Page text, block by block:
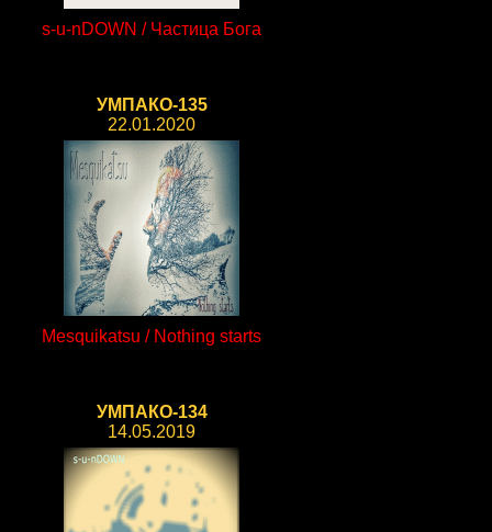
s-u-nDOWN / Частица Бога
УМПАКО-135
22.01.2020
Mesquikatsu / Nothing starts
УМПАКО-134
14.05.2019